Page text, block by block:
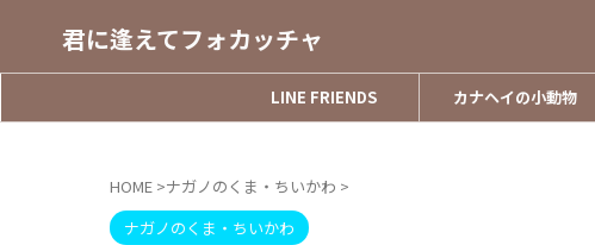
君に逢えてフォカッチャ
LINE FRIENDS カナヘイの小動物
HOME >ナガノのくま・ちいかわ >
ナガノのくま・ちいかわ